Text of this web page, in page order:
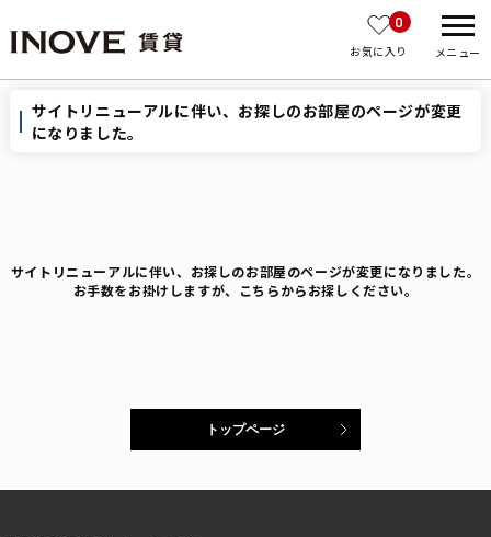
お気に入り
0
メニュー
サイトリニューアルに伴い、お探しのお部屋のページが変更
になりました。
サイトリニューアルに伴い、お探しのお部屋のページが変更になりました。
お手数をお掛けしますが、こちらからお探しください。
トップページ